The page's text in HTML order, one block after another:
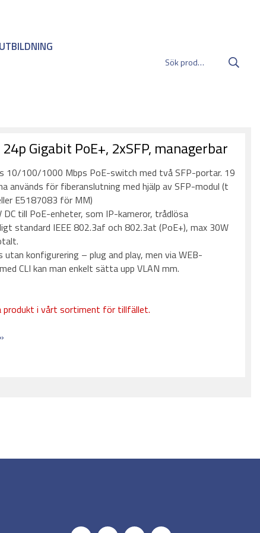
UTBILDNING
Gigabit PoE+, 2xSFP, managerbar
10/100/1000 Mbps PoE-switch med två SFP-portar. 19
används för fiberanslutning med hjälp av SFP-modul (t
E5187083 för MM)
DC till PoE-enheter, som IP-kameror, trådlösa
standard IEEE 802.3af och 802.3at (PoE+), max 30W
utan konfigurering – plug and play, men via WEB-
CLI kan man enkelt sätta upp VLAN mm.
produkt i vårt sortiment för tillfället.